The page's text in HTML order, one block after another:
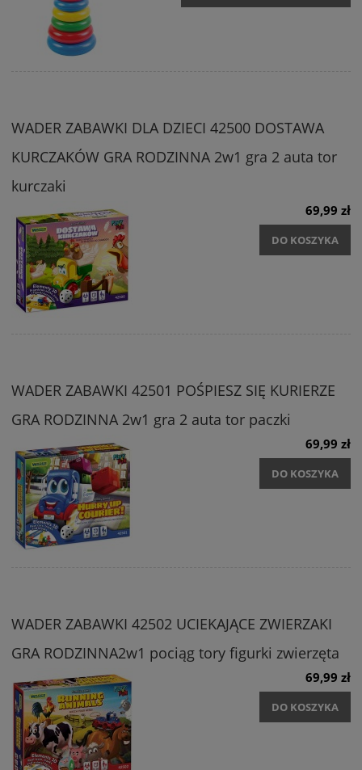
WADER ZABAWKI DLA DZIECI 42500 DOSTAWA
KURCZAKÓW GRA RODZINNA 2w1 gra 2 auta tor
kurczaki
69,99 zł
DO KOSZYKA
WADER ZABAWKI 42501 POŚPIESZ SIĘ KURIERZE
GRA RODZINNA 2w1 gra 2 auta tor paczki
69,99 zł
DO KOSZYKA
WADER ZABAWKI 42502 UCIEKAJĄCE ZWIERZAKI
GRA RODZINNA2w1 pociąg tory figurki zwierzęta
69,99 zł
DO KOSZYKA